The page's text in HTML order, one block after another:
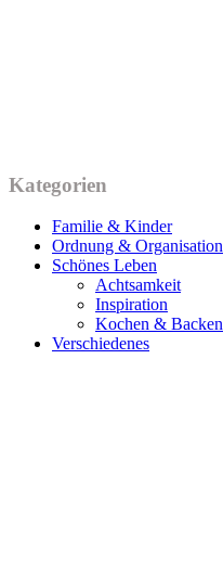
Kategorien
Familie & Kinder
Ordnung & Organisation
Schönes Leben
Achtsamkeit
Inspiration
Kochen & Backen
Verschiedenes